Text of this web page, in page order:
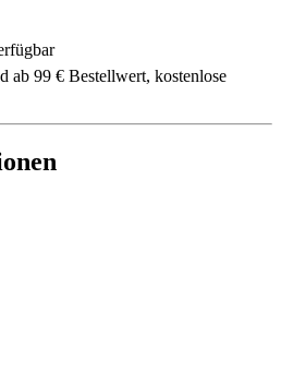
ab 99 € Bestellwert, kostenlose